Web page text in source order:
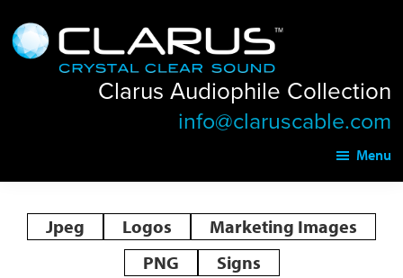
to
main
to
footer
Clarus
Audiophile
Collection
Clarus Audiophile Collection
info@claruscable.com
Menu
Jpeg Logos
Marketing Images
PNG
Signs